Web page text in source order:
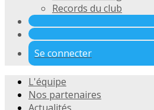
Records du club
Se connecter
L'équipe
Nos partenaires